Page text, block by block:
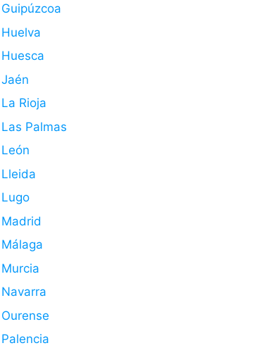
Guipúzcoa
Huelva
Huesca
Jaén
La Rioja
Las Palmas
León
Lleida
Lugo
Madrid
Málaga
Murcia
Navarra
Ourense
Palencia